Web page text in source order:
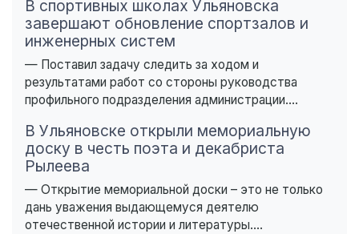
В спортивных школах Ульяновска
завершают обновление спортзалов и
инженерных систем
— Поставил задачу следить за ходом и
результатами работ со стороны руководства
профильного подразделения администрации....
В Ульяновске открыли мемориальную
доску в честь поэта и декабриста
Рылеева
— Открытие мемориальной доски – это не только
дань уважения выдающемуся деятелю
отечественной истории и литературы....